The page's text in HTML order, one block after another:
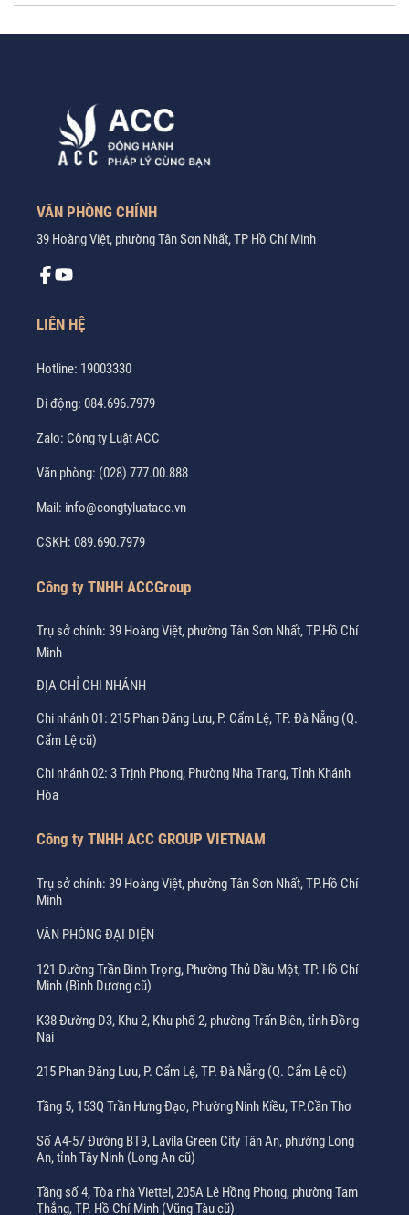
VĂN PHÒNG CHÍNH
39 Hoàng Việt, phường Tân Sơn Nhất, TP Hồ Chí Minh
LIÊN HỆ
Hotline: 19003330
Di động: 084.696.7979
Zalo: Công ty Luật ACC
Văn phòng: (028) 777.00.888
Mail: info@congtyluatacc.vn
CSKH: 089.690.7979
Công ty TNHH ACCGroup
Trụ sở chính: 39 Hoàng Việt, phường Tân Sơn Nhất, TP.Hồ Chí
Minh
ĐỊA CHỈ CHI NHÁNH
Chi nhánh 01: 215 Phan Đăng Lưu, P. Cẩm Lệ, TP. Đà Nẵng (Q.
Cẩm Lệ cũ)
Chi nhánh 02: 3 Trịnh Phong, Phường Nha Trang, Tỉnh Khánh
Hòa
Công ty TNHH ACC GROUP VIETNAM
Trụ sở chính: 39 Hoàng Việt, phường Tân Sơn Nhất, TP.Hồ Chí
Minh
VĂN PHÒNG ĐẠI DIỆN
121 Đường Trần Bình Trọng, Phường Thủ Dầu Một, TP. Hồ Chí
Minh (Bình Dương cũ)
K38 Đường D3, Khu 2, Khu phố 2, phường Trấn Biên, tỉnh Đồng
Nai
215 Phan Đăng Lưu, P. Cẩm Lệ, TP. Đà Nẵng (Q. Cẩm Lệ cũ)
Tầng 5, 153Q Trần Hưng Đạo, Phường Ninh Kiều, TP.Cần Thơ
Số A4-57 Đường BT9, Lavila Green City Tân An, phường Long
An, tỉnh Tây Ninh (Long An cũ)
Tầng số 4, Tòa nhà Viettel, 205A Lê Hồng Phong, phường Tam
Thắng, TP. Hồ Chí Minh (Vũng Tàu cũ)